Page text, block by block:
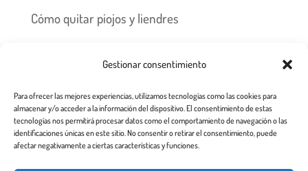
Gestionar consentimiento
Para ofrecer las mejores experiencias, utilizamos tecnologías como las cookies para
almacenar y/o acceder a la información del dispositivo. El consentimiento de estas
tecnologías nos permitirá procesar datos como el comportamiento de navegación o las
identificaciones únicas en este sitio. No consentir o retirar el consentimiento, puede
afectar negativamente a ciertas características y funciones.
Cómo quitar piojos y liendres
Prevención y recomendaciones